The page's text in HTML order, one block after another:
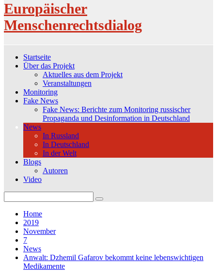
Europäischer
Menschenrechtsdialog
Startseite
Über das Projekt
Aktuelles aus dem Projekt
Veranstaltungen
Monitoring
Fake News
Fake News: Berichte zum Monitoring russischer
Propaganda und Desinformation in Deutschland
News
In Russland
In Deutschland
In der Welt
Blogs
Autoren
Video
for:
Home
2019
November
7
News
Anwalt: Dzhemil Gafarov bekommt keine lebenswichtigen
Medikamente